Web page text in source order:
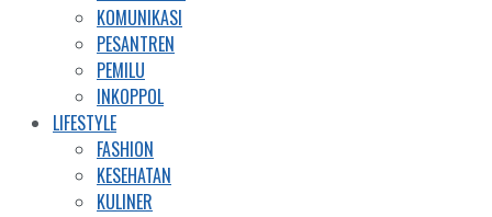
KOMUNIKASI
PESANTREN
PEMILU
INKOPPOL
LIFESTYLE
FASHION
KESEHATAN
KULINER